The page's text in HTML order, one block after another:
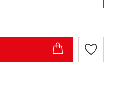
Zur
Wunschliste